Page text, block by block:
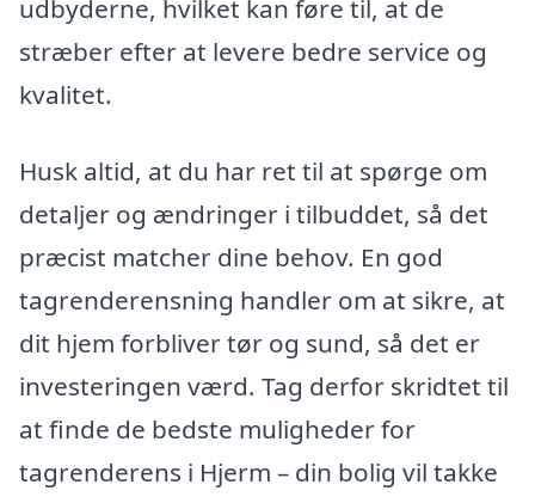
udbyderne, hvilket kan føre til, at de
stræber efter at levere bedre service og
kvalitet.
Husk altid, at du har ret til at spørge om
detaljer og ændringer i tilbuddet, så det
præcist matcher dine behov. En god
tagrenderensning handler om at sikre, at
dit hjem forbliver tør og sund, så det er
investeringen værd. Tag derfor skridtet til
at finde de bedste muligheder for
tagrenderens i Hjerm – din bolig vil takke